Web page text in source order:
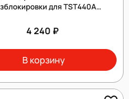
для TST440A
4 240 ₽
В корзину